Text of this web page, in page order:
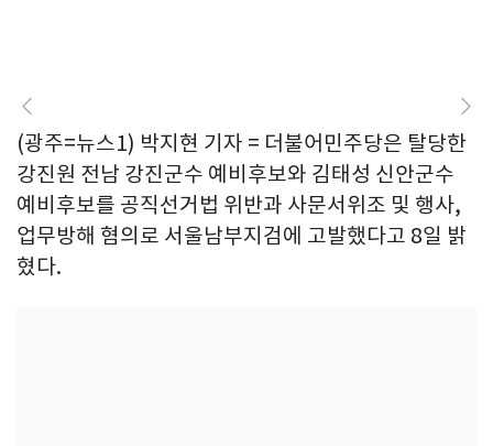
(광주=뉴스1) 박지현 기자 = 더불어민주당은 탈당한
강진원 전남 강진군수 예비후보와 김태성 신안군수
예비후보를 공직선거법 위반과 사문서위조 및 행사,
업무방해 혐의로 서울남부지검에 고발했다고 8일 밝
혔다.